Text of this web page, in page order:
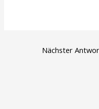
Nächster